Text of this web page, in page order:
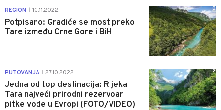
REGION 10.11.2022.
Potpisano: Gradiće se most preko
Tare između Crne Gore i BiH
0
PUTOVANJA 27.10.2022.
Jedna od top destinacija: Rijeka
Tara najveći prirodni rezervoar
pitke vode u Evropi (FOTO/VIDEO)
2